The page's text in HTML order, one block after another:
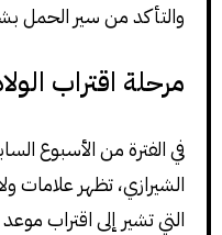
والتأكد من سير الحمل
مرحلة اقتراب الولادة (7-9
في الفترة من الأسبوع
الشيرازي، تظهر علامات
التي تشير إلى اقتراب